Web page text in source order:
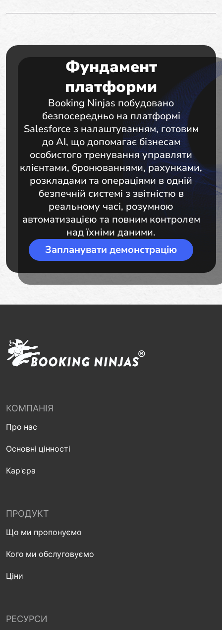
Фундамент
платформи
Booking Ninjas побудовано
безпосередньо на платформі
Salesforce з налаштуванням, готовим
до AI, що допомагає бізнесам
особистого тренування управляти
клієнтами, бронюваннями, рахунками,
розкладами та операціями в одній
безпечній системі з звітністю в
реальному часі, розумною
автоматизацією та повним контролем
над їхніми даними.
Запланувати демонстрацію
КОМПАНІЯ
Про нас
Основні цінності
Кар'єра
ПРОДУКТ
Що ми пропонуємо
Кого ми обслуговуємо
Ціни
РЕСУРСИ